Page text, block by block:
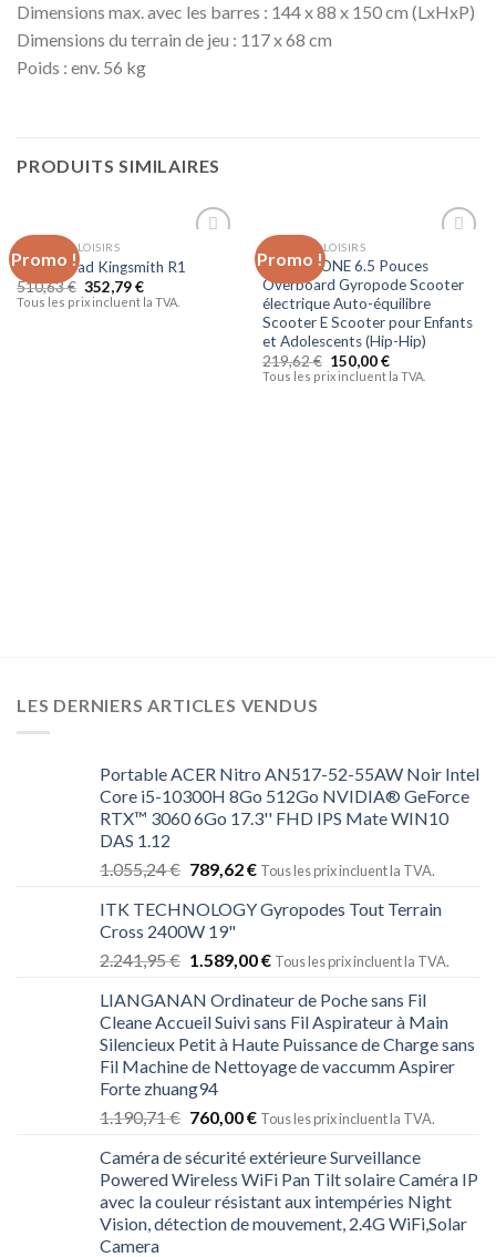
Dimensions max. avec les barres : 144 x 88 x 150 cm (LxHxP)
Dimensions du terrain de jeu : 117 x 68 cm
Poids : env. 56 kg
PRODUITS SIMILAIRES
Promo !
à la liste
SPORTS ET LOISIRS
Walkingpad Kingsmith R1
510,63€ 352,79€
Tous les prix incluent la TVA.
Promo !
à la liste
d’envies
SPORTS ET LOISIRS
GEARSTONE 6.5 Pouces
Overboard Gyropode Scooter
électrique Auto-équilibre
Scooter E Scooter pour Enfants
et Adolescents (Hip-Hip)
219,62€ 150,00€
Tous les prix incluent la TVA.
LES DERNIERS ARTICLES VENDUS
Portable ACER Nitro AN517-52-55AW Noir Intel
Core i5-10300H 8Go 512Go NVIDIA® GeForce
RTX™ 3060 6Go 17.3'' FHD IPS Mate WIN10
DAS 1.12
1.055,24€ 789,62€ Tous les prix incluent la TVA.
ITK TECHNOLOGY Gyropodes Tout Terrain
Cross 2400W 19"
2.241,95€ 1.589,00€ Tous les prix incluent la TVA.
LIANGANAN Ordinateur de Poche sans Fil
Cleane Accueil Suivi sans Fil Aspirateur à Main
Silencieux Petit à Haute Puissance de Charge sans
Fil Machine de Nettoyage de vaccumm Aspirer
Forte zhuang94
1.190,71€ 760,00€ Tous les prix incluent la TVA.
Caméra de sécurité extérieure Surveillance
Powered Wireless WiFi Pan Tilt solaire Caméra IP
avec la couleur résistant aux intempéries Night
Vision, détection de mouvement, 2.4G WiFi,Solar
Camera